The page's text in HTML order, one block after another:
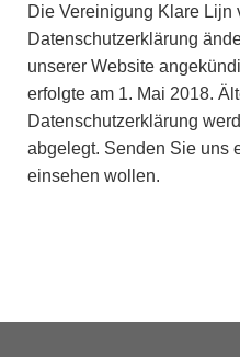
Die Vereinigung Klare Lijn
Datenschutzerklärung
unserer Website
erfolgte am 1. Mai 2018.
Datenschutzerklärung
abgelegt. Senden Sie uns
einsehen wollen.